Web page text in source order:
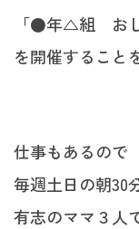
「●年△組 おし
を開催すること
仕事もあるので
毎週土日の朝30
有志のママ３人